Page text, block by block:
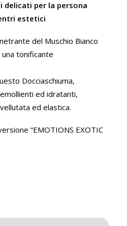
delicati per la persona
estetici
del Muschio Bianco
tonificante
Docciaschiuma,
ed idratanti,
ed elastica.
“EMOTIONS EXOTIC